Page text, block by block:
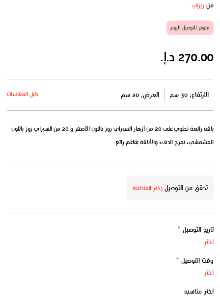
منزيزلي
متوفر للتوصيل اليوم
270.00 د.إ.
الارتفاع: 30 سم العرض: 20 سم دليل المقاسات
باقة رائعة تحتوي على 20 من أزهار السبراي روز باللون الأصفر و 20 من السبراي روز باللون
المشمشي، تمزج الدفء والأناقة بتناغم رائع.
تحقق من التوصيلإختر المنطقة
تاريخ التوصيل *
وقت التوصيل *
اختر مناسبه